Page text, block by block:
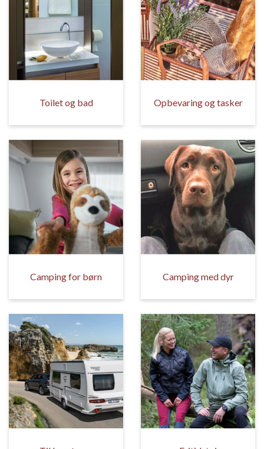
Toilet og bad Opbevaring og tasker
Camping for børn Camping med dyr